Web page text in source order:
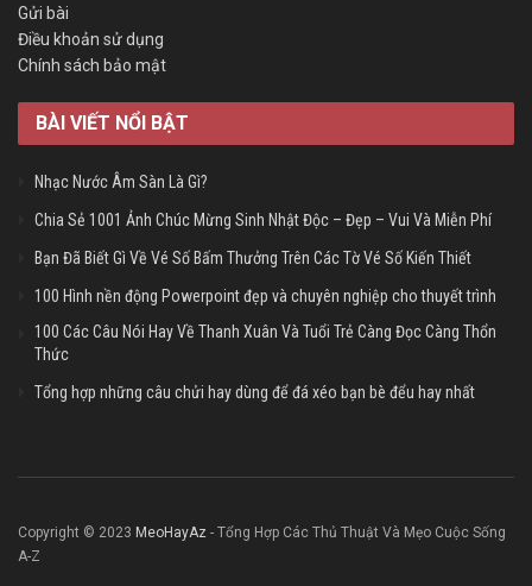
Gửi bài
Điều khoản sử dụng
Chính sách bảo mật
BÀI VIẾT NỔI BẬT
Nhạc Nước Âm Sàn Là Gì?
Chia Sẻ 1001 Ảnh Chúc Mừng Sinh Nhật Độc – Đẹp – Vui Và Miễn Phí
Bạn Đã Biết Gì Về Vé Số Bấm Thưởng Trên Các Tờ Vé Số Kiến Thiết
100 Hình nền động Powerpoint đẹp và chuyên nghiệp cho thuyết trình
100 Các Câu Nói Hay Về Thanh Xuân Và Tuổi Trẻ Càng Đọc Càng Thổn
Thức
Tổng hợp những câu chửi hay dùng để đá xéo bạn bè đểu hay nhất
Copyright © 2023 MeoHayAz - Tổng Hợp Các Thủ Thuật Và Mẹo Cuộc Sống
A-Z